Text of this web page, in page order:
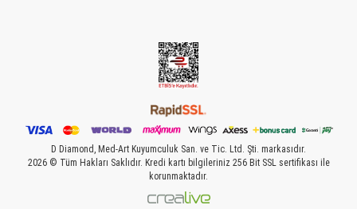
D Diamond, Med-Art Kuyumculuk San. ve Tic. Ltd. Şti. markasıdır.
2026 © Tüm Hakları Saklıdır. Kredi kartı bilgileriniz 256 Bit SSL sertifikası ile
korunmaktadır.